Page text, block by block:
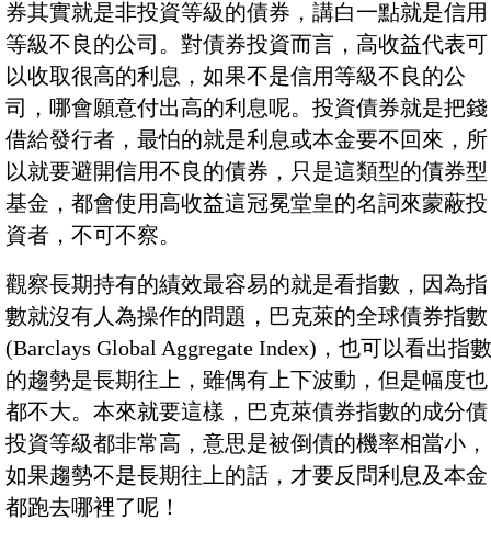
券其實就是非投資等級的債券，講白一點就是信用
等級不良的公司。對債券投資而言，高收益代表可
以收取很高的利息，如果不是信用等級不良的公
司，哪會願意付出高的利息呢。投資債券就是把錢
借給發行者，最怕的就是利息或本金要不回來，所
以就要避開信用不良的債券，只是這類型的債券型
基金，都會使用高收益這冠冕堂皇的名詞來蒙蔽投
資者，不可不察。
觀察長期持有的績效最容易的就是看指數，因為指
數就沒有人為操作的問題，巴克萊的全球債券指數
(Barclays Global Aggregate Index)，也可以看出指數
的趨勢是長期往上，雖偶有上下波動，但是幅度也
都不大。本來就要這樣，巴克萊債券指數的成分債
投資等級都非常高，意思是被倒債的機率相當小，
如果趨勢不是長期往上的話，才要反問利息及本金
都跑去哪裡了呢！